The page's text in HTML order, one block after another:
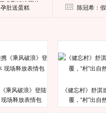
求删掉这照片
肚送蛋糕 10 陈冠希：
乘风破浪》登陆
场释放表情包
《健忘村》舒淇
覆，“村”出自